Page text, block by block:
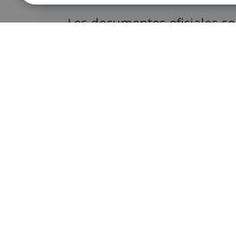
Los documentos oficiales